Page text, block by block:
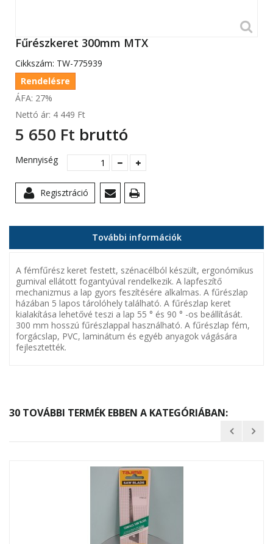
Fűrészkeret 300mm MTX
Cikkszám: TW-775939
Rendelésre
ÁFA: 27%
Nettó ár: 4 449 Ft‎
5 650 Ft‎ bruttó
Mennyiség
Regisztráció
További információk
A fémfűrész keret festett, szénacélból készült, ergonómikus
gumival ellátott fogantyúval rendelkezik. A lapfeszítő
mechanizmus a lap gyors feszítésére alkalmas. A fűrészlap
házában 5 lapos tárolóhely található. A fűrészlap keret
kialakítása lehetővé teszi a lap 55 ° és 90 ° -os beállítását.
300 mm hosszú fűrészlappal használható. A fűrészlap fém,
forgácslap, PVC, laminátum és egyéb anyagok vágására
fejlesztették.
30 TOVÁBBI TERMÉK EBBEN A KATEGÓRIÁBAN: